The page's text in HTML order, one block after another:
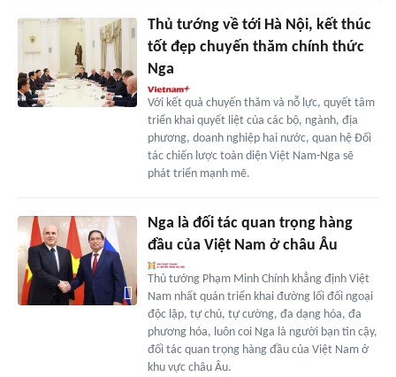
Thủ tướng về tới Hà Nội, kết thúc
tốt đẹp chuyến thăm chính thức
Nga
Với kết quả chuyến thăm và nỗ lực, quyết tâm
triển khai quyết liệt của các bộ, ngành, địa
phương, doanh nghiệp hai nước, quan hệ Đối
tác chiến lược toàn diện Việt Nam-Nga sẽ
phát triển mạnh mẽ.
Nga là đối tác quan trọng hàng
đầu của Việt Nam ở châu Âu
Thủ tướng Phạm Minh Chính khẳng định Việt
Nam nhất quán triển khai đường lối đối ngoại
độc lập, tự chủ, tự cường, đa dạng hóa, đa
phương hóa, luôn coi Nga là người bạn tin cậy,
đối tác quan trọng hàng đầu của Việt Nam ở
khu vực châu Âu.